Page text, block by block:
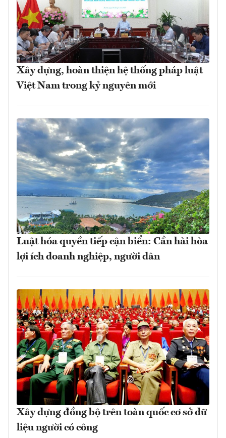
Xây dựng, hoàn thiện hệ thống pháp luật
Việt Nam trong kỷ nguyên mới
Luật hóa quyền tiếp cận biển: Cần hài hòa
lợi ích doanh nghiệp, người dân
Xây dựng đồng bộ trên toàn quốc cơ sở dữ
liệu người có công